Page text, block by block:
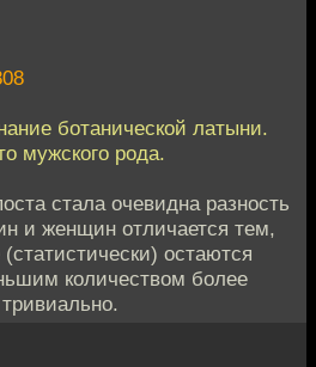
ботанической латыни.
мужского рода.
стала очевидна разность
и женщин отличается тем,
остаются
количеством более